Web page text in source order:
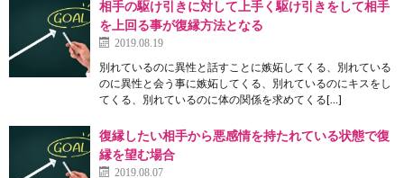
相手の駆け引きに対して上手く駆け引きをして相手
を上回る事が復縁方法となる
2019.08.19
別れているのに異性と話すことに嫉妬してくる、別れている
のに異性と会う事に嫉妬してくる、別れているのにキスをし
てくる、別れているのに体の関係を求めてくる[…]
復縁したい相手から悪感情を持たれている状態で復
縁を望む場合
2019.08.07